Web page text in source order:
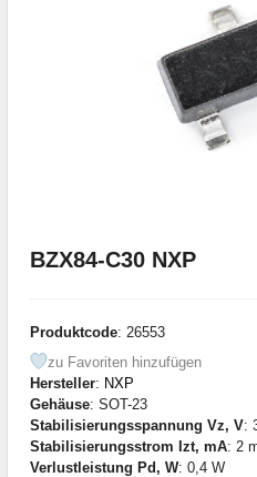
BZX84-C30 NXP
Produktcode: 26553
zu Favoriten hinzufügen
Hersteller: NXP
Gehäuse: SOT-23
Stabilisierungsspannung Vz, V:
Stabilisierungsstrom Izt, mA: 2
Verlustleistung Pd, W: 0,4 W